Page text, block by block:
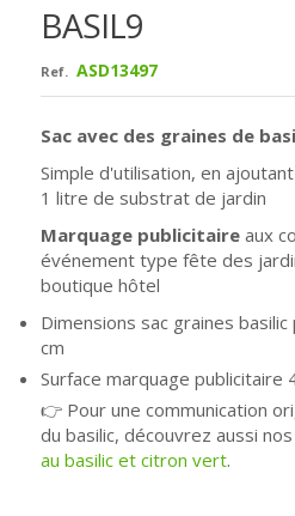
BASIL9
Ref. ASD13497
Sac avec des graines de
Simple d'utilisation, en
1 litre de substrat de jardin
Marquage publicitaire aux
événement type fête des
boutique hôtel
Dimensions sac graines
cm
Surface marquage publicitaire
👉 Pour une communication
du basilic, découvrez aussi nos
au basilic et citron vert.